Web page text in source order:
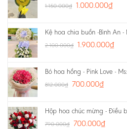
1.150.000₫ 1.000.000₫
Kệ hoa chia buồn -Bình An -
2.100.000₫ 1.900.000₫
Bó hoa hồng - Pink Love -
812.000₫ 700.000₫
Hộp hoa chúc mừng - Điều
790.000₫ 700.000₫